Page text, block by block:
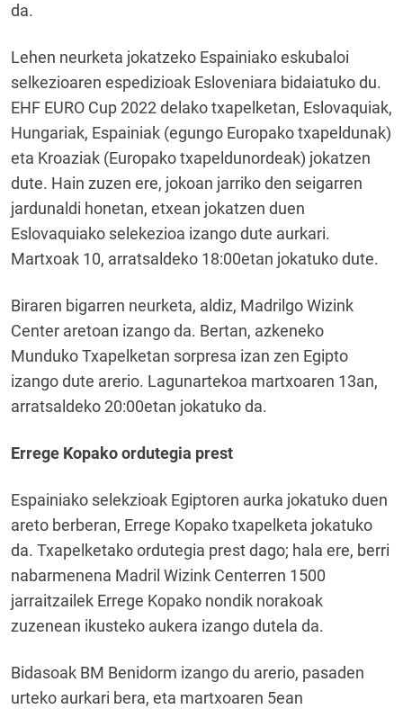
da.
Lehen neurketa jokatzeko Espainiako eskubaloi
selkezioaren espedizioak Esloveniara bidaiatuko du.
EHF EURO Cup 2022 delako txapelketan, Eslovaquiak,
Hungariak, Espainiak (egungo Europako txapeldunak)
eta Kroaziak (Europako txapeldunordeak) jokatzen
dute. Hain zuzen ere, jokoan jarriko den seigarren
jardunaldi honetan, etxean jokatzen duen
Eslovaquiako selekezioa izango dute aurkari.
Martxoak 10, arratsaldeko 18:00etan jokatuko dute.
Biraren bigarren neurketa, aldiz, Madrilgo Wizink
Center aretoan izango da. Bertan, azkeneko
Munduko Txapelketan sorpresa izan zen Egipto
izango dute arerio. Lagunartekoa martxoaren 13an,
arratsaldeko 20:00etan jokatuko da.
Errege Kopako ordutegia prest
Espainiako selekzioak Egiptoren aurka jokatuko duen
areto berberan, Errege Kopako txapelketa jokatuko
da. Txapelketako ordutegia prest dago; hala ere, berri
nabarmenena Madril Wizink Centerren 1500
jarraitzailek Errege Kopako nondik norakoak
zuzenean ikusteko aukera izango dutela da.
Bidasoak BM Benidorm izango du arerio, pasaden
urteko aurkari bera, eta martxoaren 5ean